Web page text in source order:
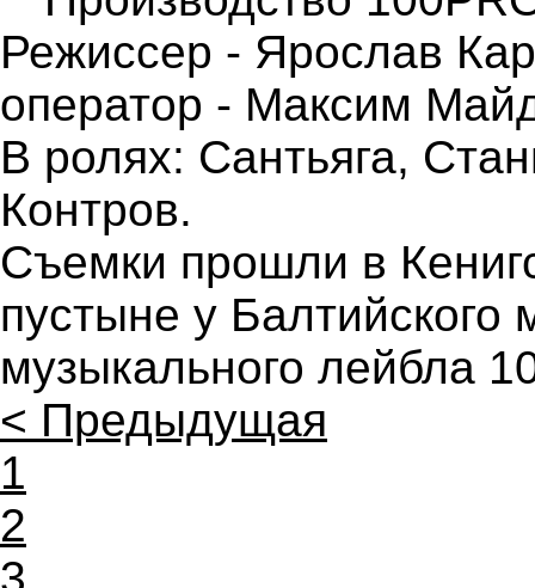
Режиссер - Ярослав
оператор - Максим
В ролях: Сантьяга,
Контров.
Съемки прошли в
пустыне у Балтийского
музыкального лейбла
< Предыдущая
1
2